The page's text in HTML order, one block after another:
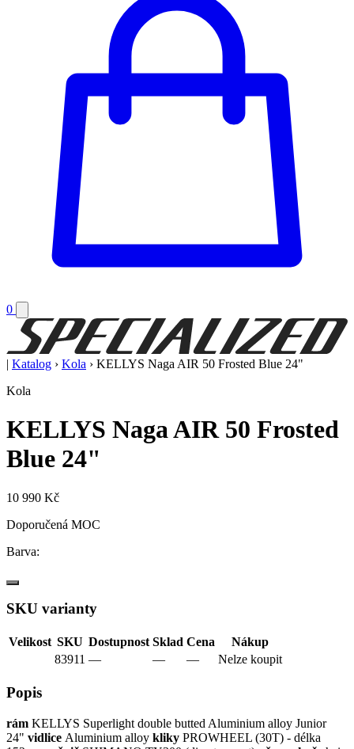
0
| Katalog › Kola › KELLYS Naga AIR 50 Frosted Blue 24"
Kola
KELLYS Naga AIR 50 Frosted
Blue 24"
10 990 Kč
Doporučená MOC
Barva:
SKU varianty
Velikost SKU Dostupnost Sklad Cena
Nákup
83911 — — — Nelze koupit
Popis
rám KELLYS Superlight double butted Aluminium alloy Junior
24" vidlice Aluminium alloy kliky PROWHEEL (30T) - délka